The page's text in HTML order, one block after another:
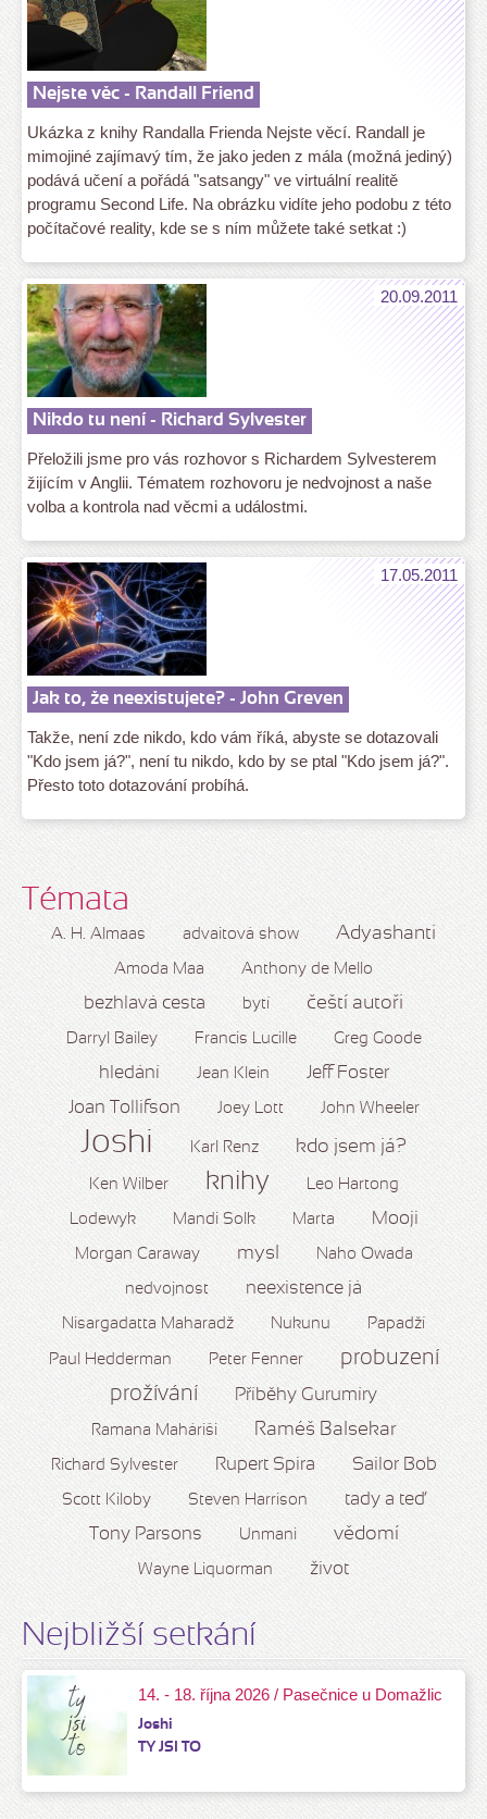
Nejste věc - Randall Friend
Ukázka z knihy Randalla Frienda Nejste věcí. Randall je
mimojiné zajímavý tím, že jako jeden z mála (možná jediný)
podává učení a pořádá "satsangy" ve virtuální realitě
programu Second Life. Na obrázku vidíte jeho podobu z této
počítačové reality, kde se s ním můžete také setkat :)
20.09.2011
Nikdo tu není - Richard Sylvester
Přeložili jsme pro vás rozhovor s Richardem Sylvesterem
žijícím v Anglii. Tématem rozhovoru je nedvojnost a naše
volba a kontrola nad věcmi a událostmi.
17.05.2011
Jak to, že neexistujete? - John Greven
Takže, není zde nikdo, kdo vám říká, abyste se dotazovali
"Kdo jsem já?", není tu nikdo, kdo by se ptal "Kdo jsem já?".
Přesto toto dotazování probíhá.
Témata
A. H. Almaas advaitová show Adyashanti
Amoda Maa Anthony de Mello
bezhlavá cesta bytí čeští autoři
Darryl Bailey Francis Lucille Greg Goode
hledání Jean Klein Jeff Foster
Joan Tollifson Joey Lott John Wheeler
Joshi Karl Renz kdo jsem já?
Ken Wilber knihy Leo Hartong
Lodewyk Mandi Solk Marta Mooji
Morgan Caraway mysl Naho Owada
nedvojnost neexistence já
Nisargadatta Maharadž Nukunu Papadží
Paul Hedderman Peter Fenner
probuzení
prožívání
Příběhy Gurumíry
Ramana Maháriši Raméš Balsekar
Richard Sylvester Rupert Spira Sailor Bob
Scott Kiloby Steven Harrison tady a teď
Tony Parsons Unmani vědomí
Wayne Liquorman život
Nejbližší setkání
14. - 18. října 2026 / Pasečnice u Domažlic
Joshi
TY JSI TO